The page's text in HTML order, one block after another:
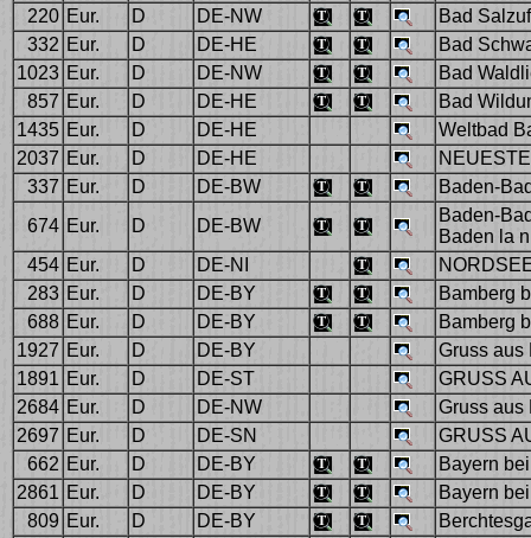
220 Eur. D DE-NW
Bad
332 Eur. D DE-HE
Bad
1023 Eur. D DE-NW
Bad
857 Eur. D DE-HE
Bad
1435 Eur. D DE-HE
Weltbad
2037 Eur. D DE-HE
337 Eur. D DE-BW
Baden-
674 Eur. D DE-BW
Baden-
Baden la
454 Eur. D DE-NI
283 Eur. D DE-BY
Bamberg
688 Eur. D DE-BY
Bamberg
1927 Eur. D DE-BY
Gruss aus
1891 Eur. D DE-ST
GRUSS
2684 Eur. D DE-NW
Gruss aus
2697 Eur. D DE-SN
GRUSS
662 Eur. D DE-BY
Bayern
2861 Eur. D DE-BY
Bayern
809 Eur. D DE-BY